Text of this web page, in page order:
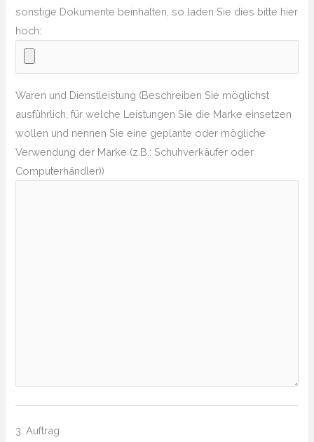
sonstige Dokumente beinhalten, so laden Sie dies bitte hier
hoch:
Waren und Dienstleistung (Beschreiben Sie möglichst
ausführlich, für welche Leistungen Sie die Marke einsetzen
wollen und nennen Sie eine geplante oder mögliche
Verwendung der Marke (z.B.: Schuhverkäufer oder
Computerhändler))
3. Auftrag